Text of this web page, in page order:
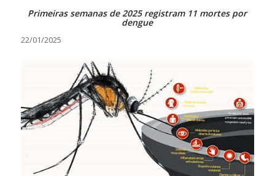
Primeiras semanas de 2025 registram 11 mortes por
dengue
22/01/2025